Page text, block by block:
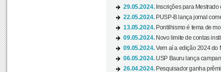
29.05.2024. Inscrições para
22.05.2024. PUSP-B lança jornal
13.05.2024. Pontilhismo é tema de
09.05.2024. Novo limite de contas
09.05.2024.Vem aí a edição 2024 do
06.05.2024. USP Bauru lança
26.04.2024. Pesquisador ganha